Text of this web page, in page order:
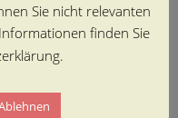
Hochsprung)
Hochsprung)
Sie nicht relevanten
finden Sie